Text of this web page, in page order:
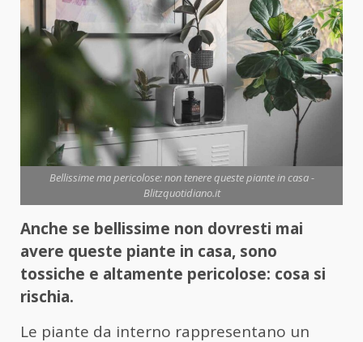
Bellissime ma pericolose: non tenere queste piante in casa -
Blitzquotidiano.it
Anche se bellissime non dovresti mai
avere queste piante in casa, sono
tossiche e altamente pericolose: cosa si
rischia.
Le piante da interno rappresentano un